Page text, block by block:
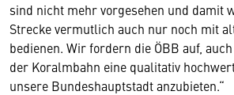
sind nicht mehr vorgesehen und damit
Strecke vermutlich auch nur noch mit
bedienen. Wir fordern die ÖBB auf,
der Koralmbahn eine qualitativ
unsere Bundeshauptstadt anzubieten.“